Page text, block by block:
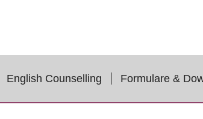
English Counselling Formulare &